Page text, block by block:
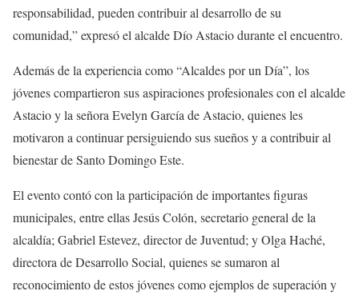
responsabilidad, pueden contribuir al desarrollo de su
comunidad,” expresó el alcalde Dío Astacio durante el encuentro.
Además de la experiencia como “Alcaldes por un Día”, los
jóvenes compartieron sus aspiraciones profesionales con el alcalde
Astacio y la señora Evelyn García de Astacio, quienes les
motivaron a continuar persiguiendo sus sueños y a contribuir al
bienestar de Santo Domingo Este.
El evento contó con la participación de importantes figuras
municipales, entre ellas Jesús Colón, secretario general de la
alcaldía; Gabriel Estevez, director de Juventud; y Olga Haché,
directora de Desarrollo Social, quienes se sumaron al
reconocimiento de estos jóvenes como ejemplos de superación y